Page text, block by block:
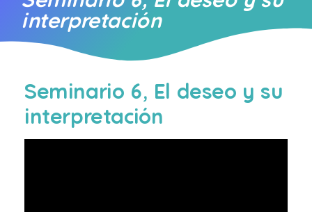
interpretación
Seminario 6, El deseo y su
interpretación